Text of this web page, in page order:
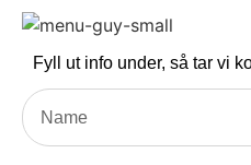
Fyll ut info under, så tar vi